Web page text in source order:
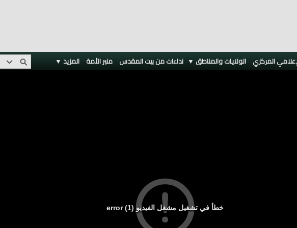
المركزي الولايات والمناطق ▼ نداءات من بيت المقدس منبر الأمة المزيد ▼
خطأ في تشغيل مشغل الفيديو (1) error